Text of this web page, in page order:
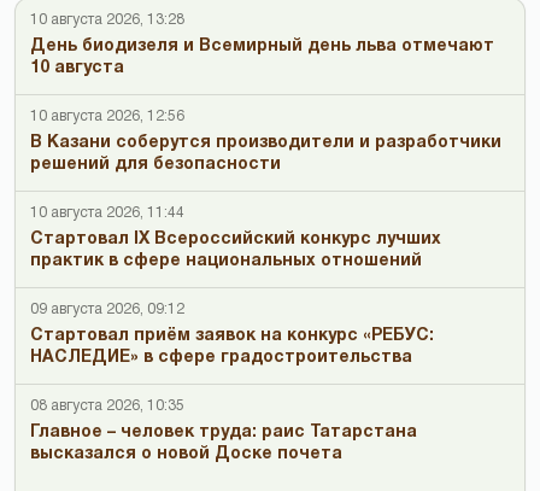
10 августа 2026, 13:28
День биодизеля и Всемирный день льва отмечают
10 августа
10 августа 2026, 12:56
В Казани соберутся производители и разработчики
решений для безопасности
10 августа 2026, 11:44
Стартовал IX Всероссийский конкурс лучших
практик в сфере национальных отношений
09 августа 2026, 09:12
Стартовал приём заявок на конкурс «РЕБУС:
НАСЛЕДИЕ» в сфере градостроительства
08 августа 2026, 10:35
Главное – человек труда: раис Татарстана
высказался о новой Доске почета